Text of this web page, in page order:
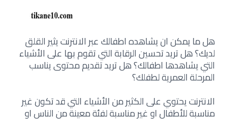
هل ما يمكن ان يشاهده اطفالك عبر الانترنت يثير القلق
لديك؟ هل تريد تحسين الرقابة التي تقوم بها على الأشياء
التي يشاهدها اطفالك؟ هل تريد تقديم محتوى يناسب
المرحلة العمرية لطفلك؟
الانترنت يحتوي على الكثير من الأشياء التي قد تكون غير
مناسبة للأطفال او غير مناسبة لفئة معينة من الناس او